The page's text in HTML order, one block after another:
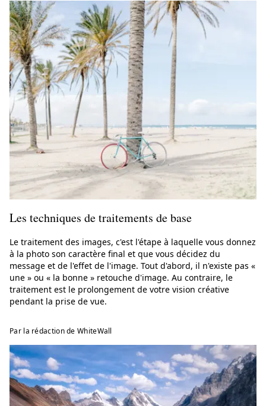
Les techniques de traitements de base
Le traitement des images, c'est l'étape à laquelle vous donnez
à la photo son caractère final et que vous décidez du
message et de l'effet de l'image. Tout d'abord, il n'existe pas «
une » ou « la bonne » retouche d'image. Au contraire, le
traitement est le prolongement de votre vision créative
pendant la prise de vue.
Par la rédaction de WhiteWall